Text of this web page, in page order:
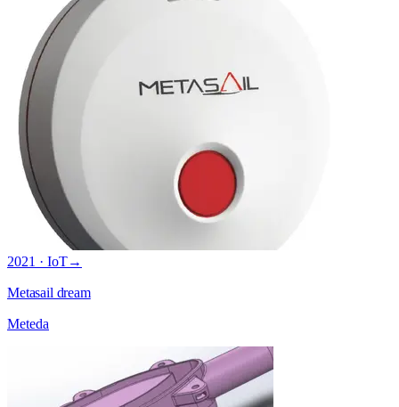
2021 · IoT→
Metasail dream
Meteda